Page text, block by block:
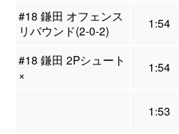
#18 鎌田 オフェンス
リバウンド(2-0-2)
1:54
#18 鎌田 2Pシュート
×
1:54
1:53